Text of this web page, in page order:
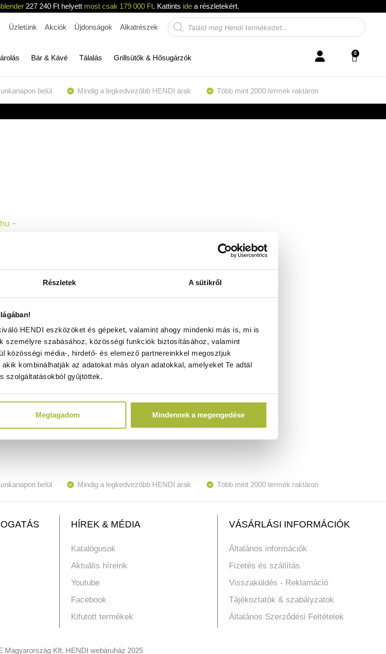
Részletek A sütikről
HENDI eszközöket és gépeket, valamint ahogy mindenki más is, mi is
személyre szabásához, közösségi funkciók biztosításához, valamint
közösségi média-, hirdető- és elemező partnereinkkel megosztjuk
kombinálhatják az adatokat más olyan adatokkal, amelyeket Te adtál
szolgáltatásokból gyűjtöttek.
Megtagadom Mindennek a megengedése
227 240 Ft helyett most csak 179 000 Ft. Kattints idea részletekért.
Üzletünk Akciók Újdonságok Alkatrészek
Bár & Kávé Tálalás Grillsütők & Hősugárzók
0
belül Mindig a legkedvezőbb HENDI árak Több mint 2000 termék raktáron
HENDI 820049
Ft
+ ÁFA)
belül Mindig a legkedvezőbb HENDI árak Több mint 2000 termék raktáron
HÍREK & MÉDIA
Katalógusok
Aktuális híreink
Youtube
Facebook
Kifutott termékek
VÁSÁRLÁSI INFORMÁCIÓK
Általános információk
Fizetés és szállítás
Visszaküldés - Reklamáció
Tájékoztatók & szabályzatok
Általános Szerződési Feltételek
Magyarország Kft. HENDI webáruház 2025